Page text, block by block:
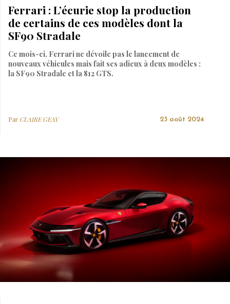
Ferrari : L’écurie stop la production
de certains de ces modèles dont la
SF90 Stradale
Ce mois-ci, Ferrari ne dévoile pas le lancement de
nouveaux véhicules mais fait ses adieux à deux modèles :
la SF90 Stradale et la 812 GTS.
Par CLAIRE GEAY 23 août 2024